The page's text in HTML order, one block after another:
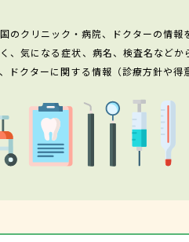
のクリニック・病院、ドクターの情報
気になる症状、病名、検査名など
ドクターに関する情報（診療方針や得